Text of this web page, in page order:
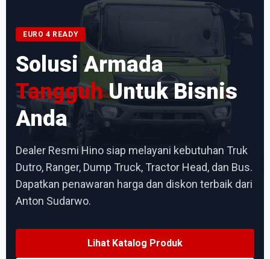
EURO 4 READY
Solusi Armada
TangguhUntuk Bisnis
Anda
Dealer Resmi Hino siap melayani kebutuhan Truk
Dutro, Ranger, Dump Truck, Tractor Head, dan Bus.
Dapatkan penawaran harga dan diskon terbaik dari
Anton Sudarwo.
Lihat Katalog Produk